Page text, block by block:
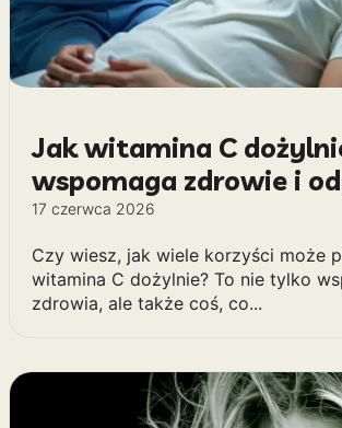
Jak witamina C
wspomaga zdrowie i
17 czerwca 2026
Czy wiesz, jak wiele korzyści może
witamina C dożylnie? To nie tylko
zdrowia, ale także coś, co...